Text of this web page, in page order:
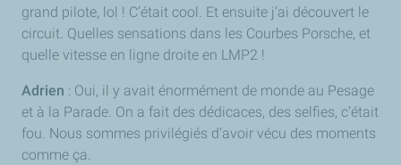
grand pilote, lol ! C’était cool. Et ensuite j’ai découvert le
circuit. Quelles sensations dans les Courbes Porsche, et
quelle vitesse en ligne droite en LMP2 !
Adrien : Oui, il y avait énormément de monde au Pesage
et à la Parade. On a fait des dédicaces, des selfies, c’était
fou. Nous sommes privilégiés d’avoir vécu des moments
comme ça.